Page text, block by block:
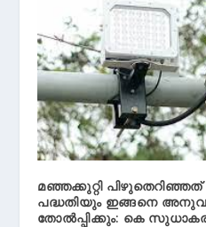
മഞ്ഞക്കുറ്റി
പദ്ധതിയും ഇങ്ങനെ
തോൽപ്പിക്കും: കെ